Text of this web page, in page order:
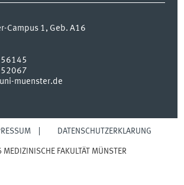
Campus 1, Geb. A16
muenster.de
DATENSCHUTZERKLÄRUNG
FAKULTÄT MÜNSTER